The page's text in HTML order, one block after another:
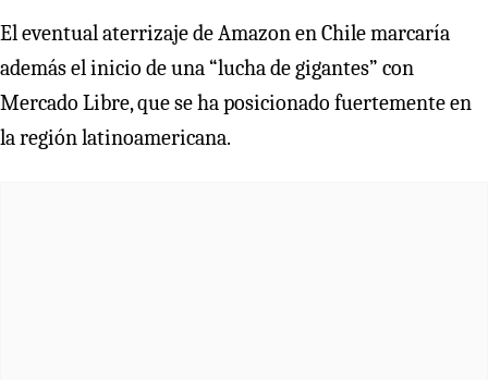
El eventual aterrizaje de Amazon en Chile marcaría
además el inicio de una “lucha de gigantes” con
Mercado Libre, que se ha posicionado fuertemente en
la región latinoamericana.